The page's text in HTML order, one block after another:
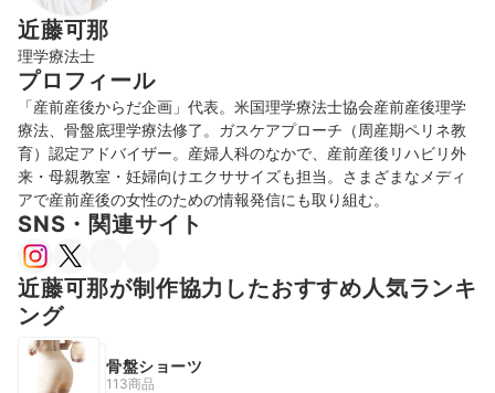
近藤可那
理学療法士
プロフィール
「産前産後からだ企画」代表。米国理学療法士協会産前産後理学
療法、骨盤底理学療法修了。ガスケアプローチ（周産期ペリネ教
育）認定アドバイザー。産婦人科のなかで、産前産後リハビリ外
来・母親教室・妊婦向けエクササイズも担当。さまざまなメディ
アで産前産後の女性のための情報発信にも取り組む。
SNS・関連サイト
近藤可那が制作協力したおすすめ人気ランキ
ング
骨盤ショーツ
113商品